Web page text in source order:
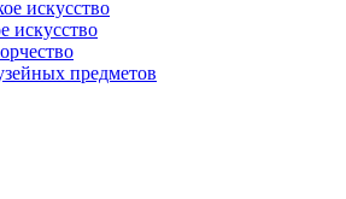
искусство
искусство
предметов